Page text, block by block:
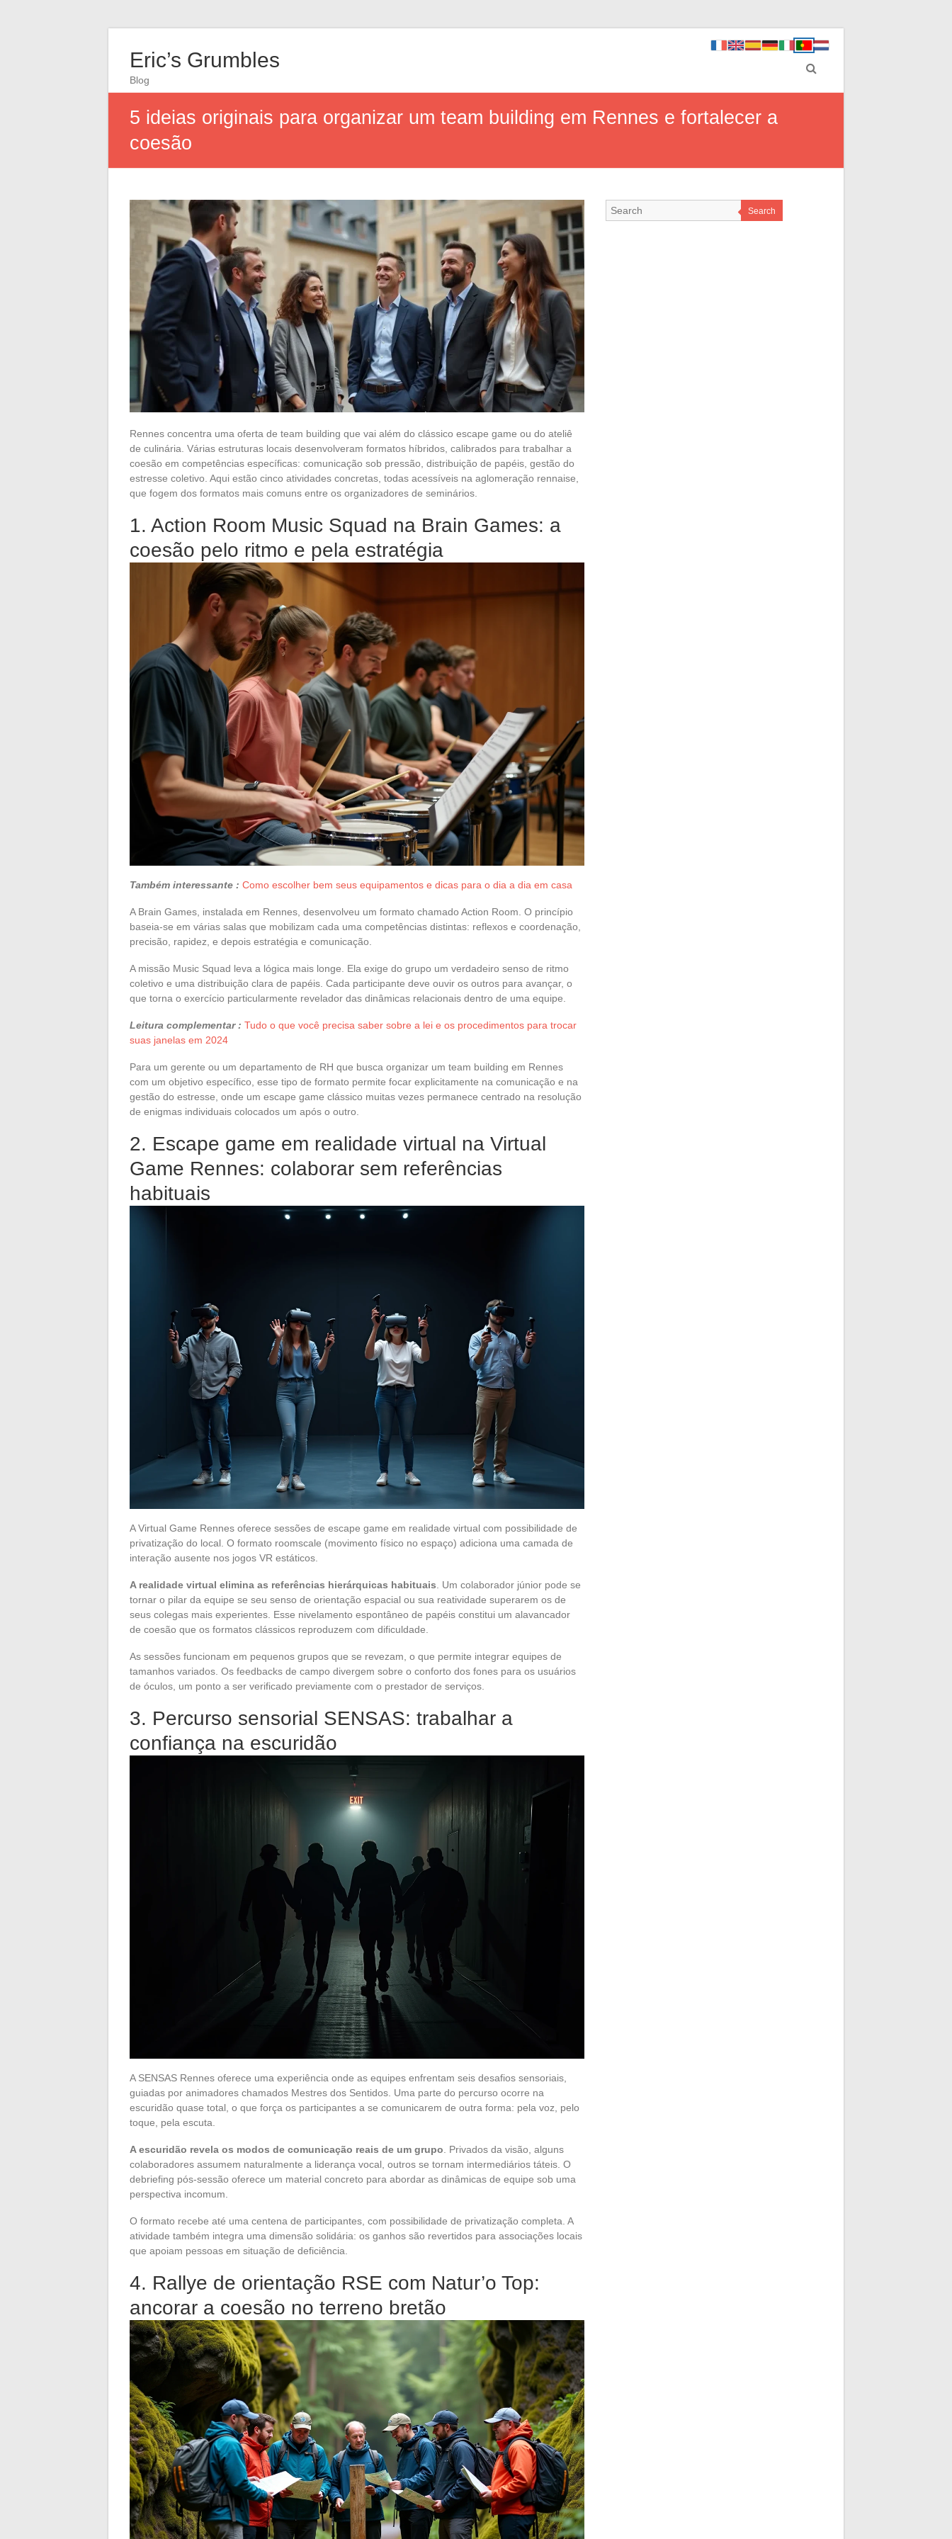
Eric’s Grumbles
Blog
5 ideias originais para organizar um team building em Rennes e fortalecer a
coesão
Rennes concentra uma oferta de team building que vai além do clássico escape game ou do ateliê
de culinária. Várias estruturas locais desenvolveram formatos híbridos, calibrados para trabalhar a
coesão em competências específicas: comunicação sob pressão, distribuição de papéis, gestão do
estresse coletivo. Aqui estão cinco atividades concretas, todas acessíveis na aglomeração rennaise,
que fogem dos formatos mais comuns entre os organizadores de seminários.
1. Action Room Music Squad na Brain Games: a
coesão pelo ritmo e pela estratégia
Também interessante : Como escolher bem seus equipamentos e dicas para o dia a dia em casa
A Brain Games, instalada em Rennes, desenvolveu um formato chamado Action Room. O princípio
baseia-se em várias salas que mobilizam cada uma competências distintas: reflexos e coordenação,
precisão, rapidez, e depois estratégia e comunicação.
A missão Music Squad leva a lógica mais longe. Ela exige do grupo um verdadeiro senso de ritmo
coletivo e uma distribuição clara de papéis. Cada participante deve ouvir os outros para avançar, o
que torna o exercício particularmente revelador das dinâmicas relacionais dentro de uma equipe.
Leitura complementar : Tudo o que você precisa saber sobre a lei e os procedimentos para trocar
suas janelas em 2024
Para um gerente ou um departamento de RH que busca organizar um team building em Rennes
com um objetivo específico, esse tipo de formato permite focar explicitamente na comunicação e na
gestão do estresse, onde um escape game clássico muitas vezes permanece centrado na resolução
de enigmas individuais colocados um após o outro.
2. Escape game em realidade virtual na Virtual
Game Rennes: colaborar sem referências
habituais
A Virtual Game Rennes oferece sessões de escape game em realidade virtual com possibilidade de
privatização do local. O formato roomscale (movimento físico no espaço) adiciona uma camada de
interação ausente nos jogos VR estáticos.
A realidade virtual elimina as referências hierárquicas habituais . Um colaborador júnior pode se
tornar o pilar da equipe se seu senso de orientação espacial ou sua reatividade superarem os de
seus colegas mais experientes. Esse nivelamento espontâneo de papéis constitui um alavancador
de coesão que os formatos clássicos reproduzem com dificuldade.
As sessões funcionam em pequenos grupos que se revezam, o que permite integrar equipes de
tamanhos variados. Os feedbacks de campo divergem sobre o conforto dos fones para os usuários
de óculos, um ponto a ser verificado previamente com o prestador de serviços.
3. Percurso sensorial SENSAS: trabalhar a
confiança na escuridão
A SENSAS Rennes oferece uma experiência onde as equipes enfrentam seis desafios sensoriais,
guiadas por animadores chamados Mestres dos Sentidos. Uma parte do percurso ocorre na
escuridão quase total, o que força os participantes a se comunicarem de outra forma: pela voz, pelo
toque, pela escuta.
A escuridão revela os modos de comunicação reais de um grupo . Privados da visão, alguns
colaboradores assumem naturalmente a liderança vocal, outros se tornam intermediários táteis. O
debriefing pós-sessão oferece um material concreto para abordar as dinâmicas de equipe sob uma
perspectiva incomum.
O formato recebe até uma centena de participantes, com possibilidade de privatização completa. A
atividade também integra uma dimensão solidária: os ganhos são revertidos para associações locais
que apoiam pessoas em situação de deficiência.
4. Rallye de orientação RSE com Natur’o Top:
ancorar a coesão no terreno bretão
Search